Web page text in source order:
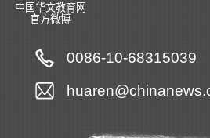
中国华文教育网
官方微博
0086-10-68315039